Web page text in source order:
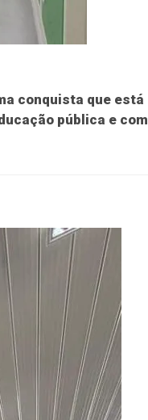
conquista que está
pública e com